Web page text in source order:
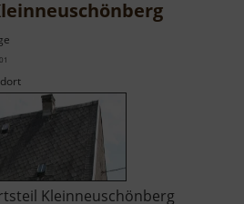
Kleinneuschönberg